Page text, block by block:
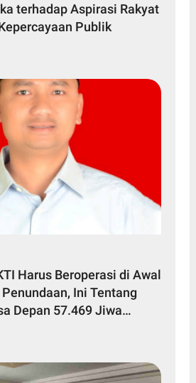
terhadap Aspirasi Rakyat
Publik
Harus Beroperasi di Awal
Ini Tentang
Depan 57.469 Jiwa
Sakra Timur